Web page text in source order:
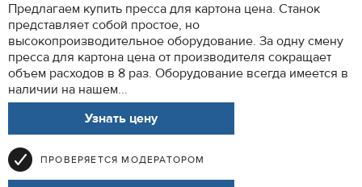
Предлагаем купить пресса для картона цена. Станок
представляет собой простое, но
высокопроизводительное оборудование. За одну смену
пресса для картона цена от производителя сокращает
объем расходов в 8 раз. Оборудование всегда имеется в
наличии на нашем...
Узнать цену
ПРОВЕРЯЕТСЯ МОДЕРАТОРОМ